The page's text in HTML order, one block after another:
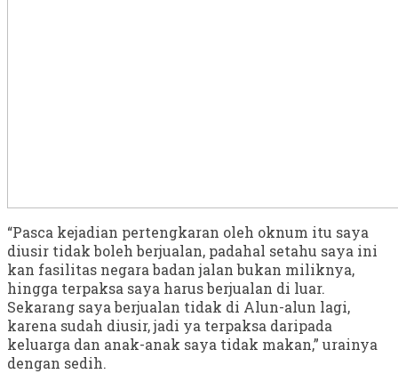
“Pasca kejadian pertengkaran oleh oknum itu saya
diusir tidak boleh berjualan, padahal setahu saya ini
kan fasilitas negara badan jalan bukan miliknya,
hingga terpaksa saya harus berjualan di luar.
Sekarang saya berjualan tidak di Alun-alun lagi,
karena sudah diusir, jadi ya terpaksa daripada
keluarga dan anak-anak saya tidak makan,” urainya
dengan sedih.